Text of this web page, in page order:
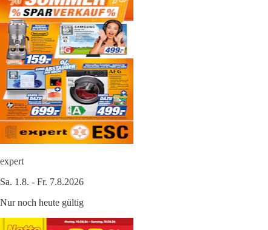
expert
Sa. 1.8. - Fr. 7.8.2026
Nur noch heute gültig